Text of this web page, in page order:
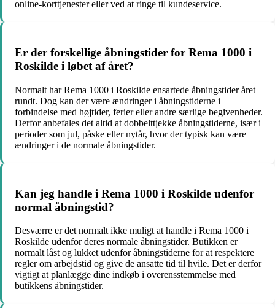
online-korttjenester eller ved at ringe til kundeservice.
Er der forskellige åbningstider for Rema 1000 i
Roskilde i løbet af året?
Normalt har Rema 1000 i Roskilde ensartede åbningstider året
rundt. Dog kan der være ændringer i åbningstiderne i
forbindelse med højtider, ferier eller andre særlige begivenheder.
Derfor anbefales det altid at dobbelttjekke åbningstiderne, især i
perioder som jul, påske eller nytår, hvor der typisk kan være
ændringer i de normale åbningstider.
Kan jeg handle i Rema 1000 i Roskilde udenfor
normal åbningstid?
Desværre er det normalt ikke muligt at handle i Rema 1000 i
Roskilde udenfor deres normale åbningstider. Butikken er
normalt låst og lukket udenfor åbningstiderne for at respektere
regler om arbejdstid og give de ansatte tid til hvile. Det er derfor
vigtigt at planlægge dine indkøb i overensstemmelse med
butikkens åbningstider.